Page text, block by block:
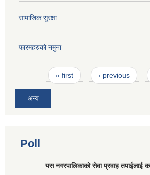
सामाजिक सुरक्षा
फारमहरुको नमुना
Pages« first ‹ previous
अन्य
Poll
यस नगरपालिकाको सेवा प्रवाह तपाईलाई